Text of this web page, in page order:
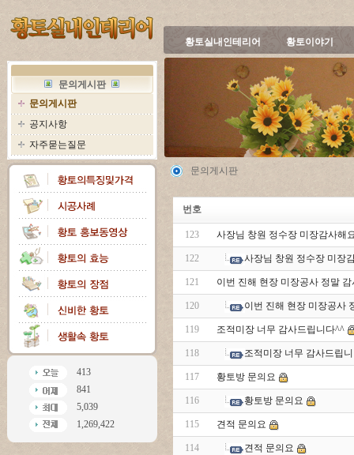
황토실내인테리어 황토이야기
문의게시판
문의게시판
공지사항
자주묻는질문
413
841
5,039
1,269,422
문의게시판
번호
123 사장님 창원 정수장 미장감사해
122 사장님 창원 정수장 미장
121 이번 진해 현장 미장공사 정말
120 이번 진해 현장 미장공사
119 조적미장 너무 감사드립니다^^
118 조적미장 너무 감사드립
117 황토방 문의요
116 황토방 문의요
115 견적 문의요
114 견적 문의요